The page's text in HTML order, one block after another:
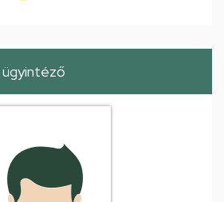
ügyintéző